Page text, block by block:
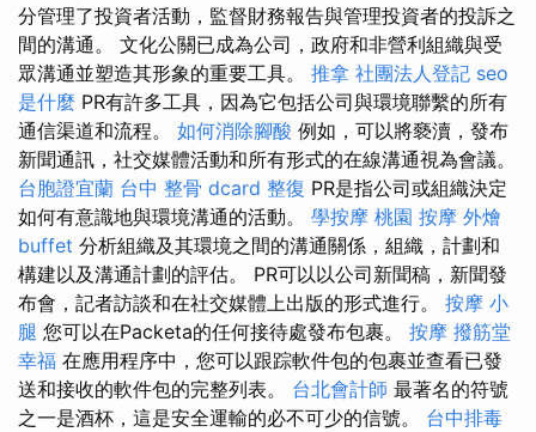
分管理了投資者活動，監督財務報告與管理投資者的投訴之
間的溝通。 文化公關已成為公司，政府和非營利組織與受
眾溝通並塑造其形象的重要工具。 推拿 社團法人登記 seo
是什麼 PR有許多工具，因為它包括公司與環境聯繫的所有
通信渠道和流程。 如何消除腳酸 例如，可以將褻瀆，發布
新聞通訊，社交媒體活動和所有形式的在線溝通視為會議。
台胞證宜蘭 台中 整骨 dcard 整復 PR是指公司或組織決定
如何有意識地與環境溝通的活動。 學按摩 桃園 按摩 外燴
buffet 分析組織及其環境之間的溝通關係，組織，計劃和
構建以及溝通計劃的評估。 PR可以以公司新聞稿，新聞發
布會，記者訪談和在社交媒體上出版的形式進行。 按摩 小
腿 您可以在Packeta的任何接待處發布包裹。 按摩 撥筋堂
幸福 在應用程序中，您可以跟踪軟件包的包裹並查看已發
送和接收的軟件包的完整列表。 台北會計師 最著名的符號
之一是酒杯，這是安全運輸的必不可少的信號。 台中排毒